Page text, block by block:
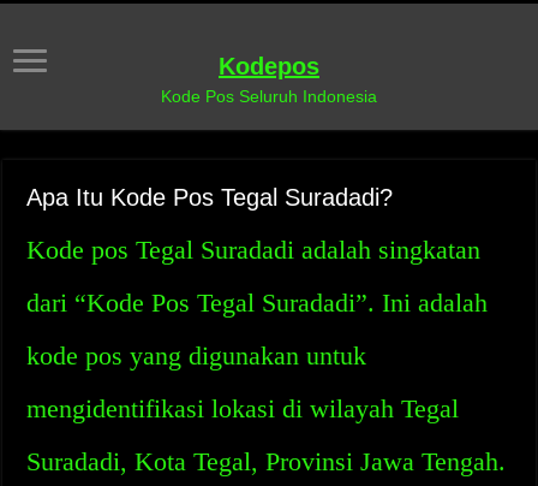
Kodepos
Kode Pos Seluruh Indonesia
Apa Itu Kode Pos Tegal Suradadi?
Kode pos Tegal Suradadi adalah singkatan
dari “Kode Pos Tegal Suradadi”. Ini adalah
kode pos yang digunakan untuk
mengidentifikasi lokasi di wilayah Tegal
Suradadi, Kota Tegal, Provinsi Jawa Tengah.